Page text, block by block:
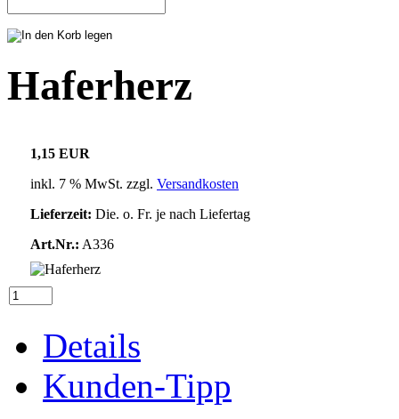
Haferherz
1,15 EUR
inkl. 7 % MwSt. zzgl. Versandkosten
Lieferzeit: Die. o. Fr. je nach Liefertag
Art.Nr.: A336
Details
Kunden-Tipp